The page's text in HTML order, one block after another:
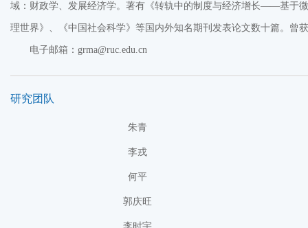
域：财政学、发展经济学。著有《转轨中的制度与经济增长——基于微
理世界》、《中国社会科学》等国内外知名期刊发表论文数十篇。曾
电子邮箱： grma@ruc.edu.cn
研究团队
朱青
李戎
何平
郭庆旺